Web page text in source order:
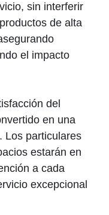
sin interferir
de alta
el impacto
del
en una
Los particulares
estarán en
a cada
excepcional